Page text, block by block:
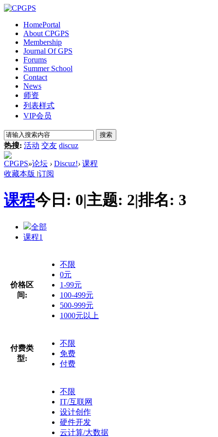
HomePortal
About CPGPS
Membership
Journal Of GPS
Forums
Summer School
Contact
News
师资
列表样式
VIP会员
搜索
热搜: 活动 交友 discuz
CPGPS»论坛 › Discuz!› 课程
收藏本版 |订阅
课程今日: 0|主题: 2|排名: 3
全部
课程1
价格区
间:
不限
0元
1-99元
100-499元
500-999元
1000元以上
付费类
型:
不限
免费
付费
不限
IT/互联网
设计创作
硬件开发
云计算/大数据